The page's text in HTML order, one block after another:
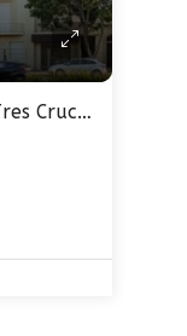
Apartamento en venta en Tres Cruces